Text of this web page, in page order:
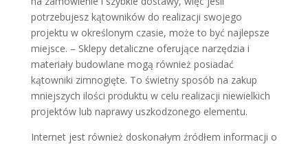
potrzebujesz kątowników do realizacji swojego
projektu w określonym czasie, może to być najlepsze
miejsce. – Sklepy detaliczne oferujące narzędzia i
materiały budowlane mogą również posiadać
kątowniki zimnogięte. To świetny sposób na zakup
mniejszych ilości produktu w celu realizacji niewielkich
projektów lub naprawy uszkodzonego elementu.
Internet jest również doskonałym źródłem informacji o